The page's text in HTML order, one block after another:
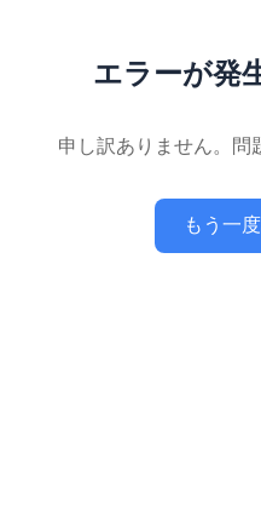
エラーが発
申し訳ありません。問
もう一